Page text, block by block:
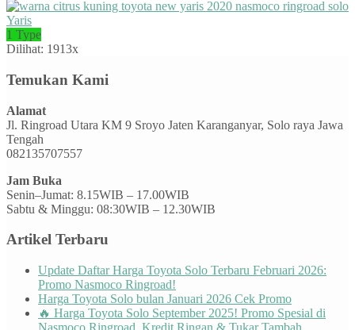
Yaris
1 Type
Dilihat: 1913x
Temukan Kami
Alamat
Jl. Ringroad Utara KM 9 Sroyo Jaten Karanganyar, Solo raya Jawa
Tengah
082135707557
Jam Buka
Senin–Jumat: 8.15WIB – 17.00WIB
Sabtu & Minggu: 08:30WIB – 12.30WIB
Artikel Terbaru
Update Daftar Harga Toyota Solo Terbaru Februari 2026:
Promo Nasmoco Ringroad!
Harga Toyota Solo bulan Januari 2026 Cek Promo
🔥 Harga Toyota Solo September 2025! Promo Spesial di